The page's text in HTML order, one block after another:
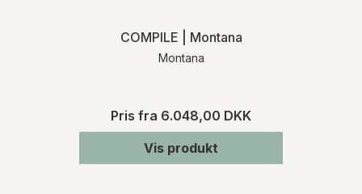
COMPILE | Montana
Montana
Pris fra 6.048,00 DKK
Vis produkt